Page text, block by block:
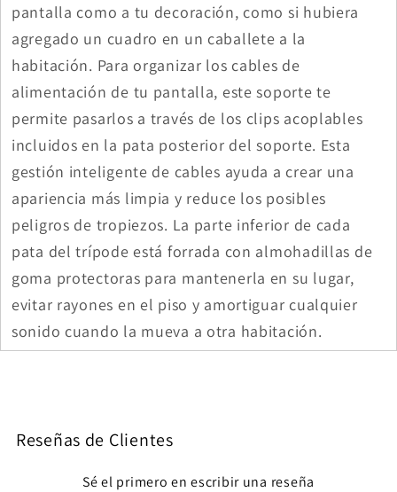
pantalla como a tu decoración, como si hubiera
agregado un cuadro en un caballete a la
habitación. Para organizar los cables de
alimentación de tu pantalla, este soporte te
permite pasarlos a través de los clips acoplables
incluidos en la pata posterior del soporte. Esta
gestión inteligente de cables ayuda a crear una
apariencia más limpia y reduce los posibles
peligros de tropiezos. La parte inferior de cada
pata del trípode está forrada con almohadillas de
goma protectoras para mantenerla en su lugar,
evitar rayones en el piso y amortiguar cualquier
sonido cuando la mueva a otra habitación.
Reseñas de Clientes
Sé el primero en escribir una reseña